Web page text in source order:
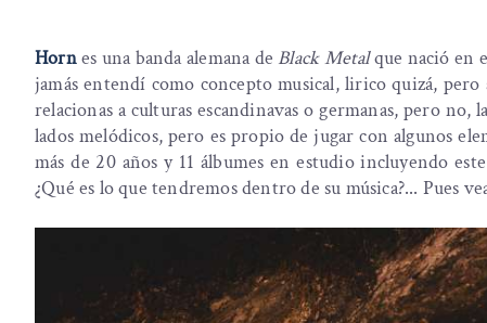
Hornes una banda alemana de Black Metalque nació en
jamás entendí como concepto musical, lirico quizá,
relacionas a culturas escandinavas o germanas, pero
lados melódicos, pero es propio de jugar con algunos
más de 20 años y 11 álbumes en estudio incluyendo
¿Qué es lo que tendremos dentro de su música?... Pues